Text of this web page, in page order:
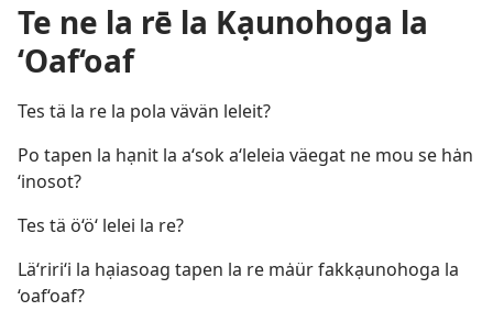
Te ne la rē la Kạunohoga la
‘Oaf‘oaf
Tes tä la re la pola vävän leleit?
Po tapen la hạnit la a‘sok a‘leleia väegat ne mou se hȧn
‘inosot?
Tes tä ö‘ö‘ lelei la re?
Lä‘riri‘i la hạiasoag tapen la re mȧür fakkạunohoga la
‘oaf‘oaf?